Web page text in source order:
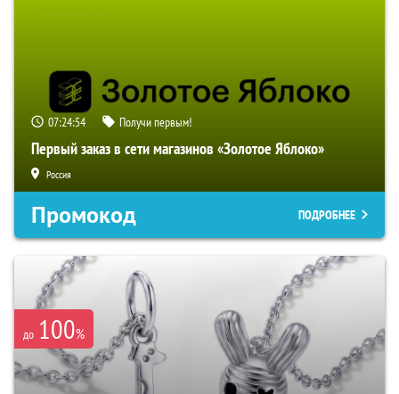
07:24:54 Получи первым!
Первый заказ в сети магазинов «Золотое Яблоко»
Россия
Промокод ПОДРОБНЕЕ
до 100%